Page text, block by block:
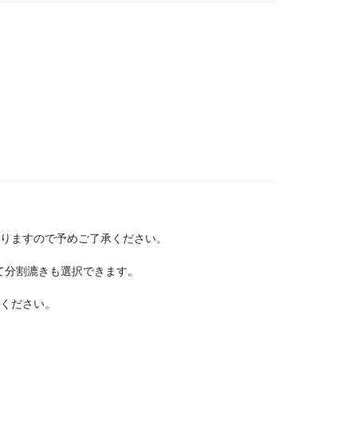
すので予めご了承ください。
割漉きも選択できます。
ださい。